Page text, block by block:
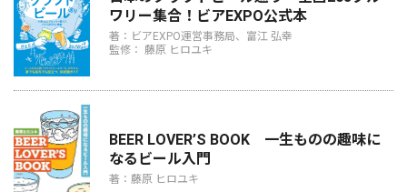
ワリー集合！ビアEXPO公式本
著：ビアEXPO運営事務局、富江 弘幸
監修： 藤原 ヒロユキ
BEER LOVER’S BOOK 一生ものの趣味に
なるビール入門
著：藤原 ヒロユキ